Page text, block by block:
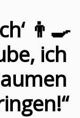
👨‍🍳
ich